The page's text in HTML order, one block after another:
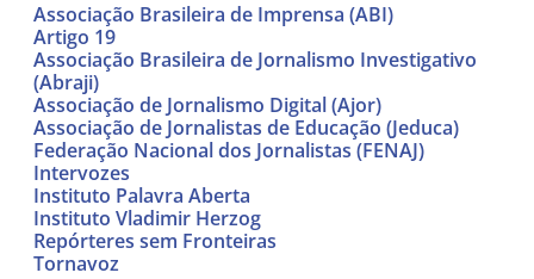
Associação Brasileira de Imprensa (ABI)
Artigo 19
Associação Brasileira de Jornalismo Investigativo
(Abraji)
Associação de Jornalismo Digital (Ajor)
Associação de Jornalistas de Educação (Jeduca)
Federação Nacional dos Jornalistas (FENAJ)
Intervozes
Instituto Palavra Aberta
Instituto Vladimir Herzog
Repórteres sem Fronteiras
Tornavoz